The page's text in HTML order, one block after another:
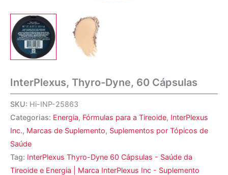
InterPlexus, Thyro-Dyne, 60 Cápsulas
SKU: Hi-INP-25863
Categorias: Energia, Fórmulas para a Tireoide, InterPlexus
Inc., Marcas de Suplemento, Suplementos por Tópicos de
Saúde
Tag: InterPlexus Thyro-Dyne 60 Cápsulas - Saúde da
Tireoide e Energia | Marca InterPlexus Inc - Suplemento